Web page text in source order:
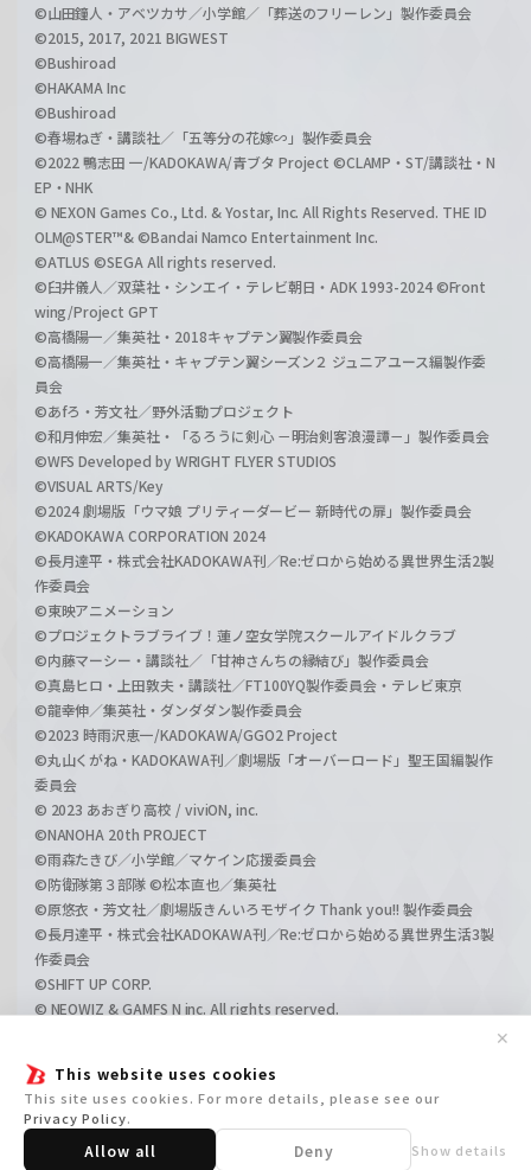
This website uses cookies
This site uses cookies. For more details, please see our
Privacy Policy.
Allow all Deny Show details
✕
©山田鐘人・アベツカサ／小学館／「葬送のフリーレン」製作委員会
©2015, 2017, 2021 BIGWEST
©Bushiroad
©HAKAMA Inc
©Bushiroad
©春場ねぎ・講談社／「五等分の花嫁∽」製作委員会
©2022 鴨志田 一/KADOKAWA/青ブタ Project ©CLAMP・ST/講談社・N
EP・NHK
© NEXON Games Co., Ltd. & Yostar, Inc. All Rights Reserved. THE ID
OLM@STER™& ©Bandai Namco Entertainment Inc.
©ATLUS ©SEGA All rights reserved.
©臼井儀人／双葉社・シンエイ・テレビ朝日・ADK 1993-2024 ©Front
wing/Project GPT
©高橋陽一／集英社・2018キャプテン翼製作委員会
©高橋陽一／集英社・キャプテン翼シーズン２ ジュニアユース編製作委
員会
©あfろ・芳文社／野外活動プロジェクト
©和月伸宏／集英社・「るろうに剣心 －明治剣客浪漫譚－」製作委員会
©WFS Developed by WRIGHT FLYER STUDIOS
©VISUAL ARTS/Key
©2024 劇場版「ウマ娘 プリティーダービー 新時代の扉」製作委員会
©KADOKAWA CORPORATION 2024
©長月達平・株式会社KADOKAWA刊／Re:ゼロから始める異世界生活2製
作委員会
©東映アニメーション
©プロジェクトラブライブ！蓮ノ空女学院スクールアイドルクラブ
©内藤マーシー・講談社／「甘神さんちの縁結び」製作委員会
©真島ヒロ・上田敦夫・講談社／FT100YQ製作委員会・テレビ東京
©龍幸伸／集英社・ダンダダン製作委員会
©2023 時雨沢恵一/KADOKAWA/GGO2 Project
©丸山くがね・KADOKAWA刊／劇場版「オーバーロード」聖王国編製作
委員会
© 2023 あおぎり高校 / viviON, inc.
©NANOHA 20th PROJECT
©雨森たきび／小学館／マケイン応援委員会
©防衛隊第３部隊 ©松本直也／集英社
©原悠衣・芳文社／劇場版きんいろモザイク Thank you!! 製作委員会
©長月達平・株式会社KADOKAWA刊／Re:ゼロから始める異世界生活3製
作委員会
©SHIFT UP CORP.
© NEOWIZ & GAMFS N inc. All rights reserved.
©GIRLS und PANZER Film Projekt
©GIRLS und PANZER Finale Projekt